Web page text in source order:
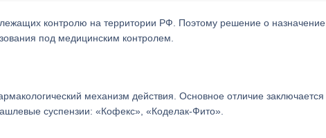
контролю на территории РФ. Поэтому решение о назначение
под медицинским контролем.
механизм действия. Основное отличие заключается
суспензии: «Кофекс», «Коделак-Фито».